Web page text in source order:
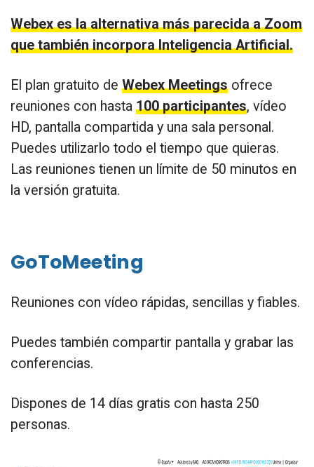
Webex es la alternativa más parecida a Zoom
que también incorpora Inteligencia Artificial.
El plan gratuito de Webex Meetings ofrece
reuniones con hasta 100 participantes, vídeo
HD, pantalla compartida y una sala personal.
Puedes utilizarlo todo el tiempo que quieras.
Las reuniones tienen un límite de 50 minutos en
la versión gratuita.
GoToMeeting
Reuniones con vídeo rápidas, sencillas y fiables.
Puedes también compartir pantalla y grabar las
conferencias.
Dispones de 14 días gratis con hasta 250
personas.